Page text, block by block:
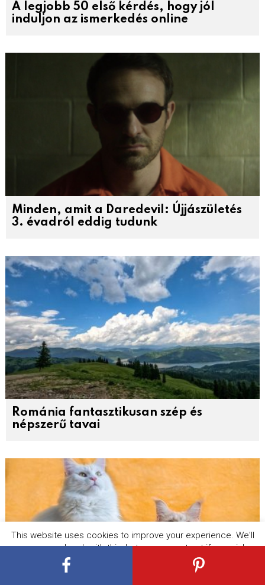
A legjobb 50 első kérdés, hogy jól
induljon az ismerkedés online
Minden, amit a Daredevil: Újjászületés
3. évadról eddig tudunk
Románia fantasztikusan szép és
népszerű tavai
This website uses cookies to improve your experience. We'll
assume you're ok with this, but you can opt-out if you wish.